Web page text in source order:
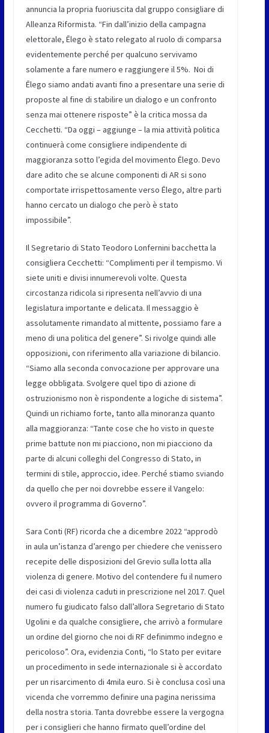
annuncia la propria fuoriuscita dal gruppo consigliare di
Alleanza Riformista. “Fin dall’inizio della campagna
elettorale, Ēlego è stato relegato al ruolo di comparsa
evidentemente perché per qualcuno servivamo
solamente a fare numero e raggiungere il 5%. Noi di
Ēlego siamo andati avanti fino a presentare una serie di
proposte al fine di stabilire un dialogo e un confronto
senza mai ottenere risposte” è la critica mossa da
Cecchetti. “Da oggi – aggiunge – la mia attività politica
continuerà come consigliere indipendente di
maggioranza sotto l’egida del movimento Ēlego. Devo
dare adito che se alcune componenti di AR si sono
comportate irrispettosamente verso Ēlego, altre parti
hanno cercato un dialogo che però è stato
impossibile”.
IlSegretario di Stato Teodoro Lonfernini bacchetta la
consigliera Cecchetti: “Complimenti per il tempismo. Vi
siete uniti e divisi innumerevoli volte. Questa
circostanza ridicola si ripresenta nell’avvio di una
legislatura importante e delicata. Il messaggio è
assolutamente rimandato al mittente, possiamo fare a
meno di una politica del genere”. Si rivolge quindi alle
opposizioni, con riferimento alla variazione di bilancio.
“Siamo alla seconda convocazione per approvare una
legge obbligata. Svolgere quel tipo di azione di
ostruzionismo non è rispondente a logiche di sistema”.
Quindi un richiamo forte, tanto alla minoranza quanto
alla maggioranza: “Tante cose che ho visto in queste
prime battute non mi piacciono, non mi piacciono da
parte di alcuni colleghi del Congresso di Stato, in
termini di stile, approccio, idee. Perché stiamo sviando
da quello che per noi dovrebbe essere il Vangelo:
ovvero il programma di Governo”.
Sara Conti (RF) ricorda che a dicembre 2022 “approdò
in aula un’istanza d’arengo per chiedere che venissero
recepite delle disposizioni del Grevio sulla lotta alla
violenza di genere. Motivo del contendere fu il numero
dei casi di violenza caduti in prescrizione nel 2017. Quel
numero fu giudicato falso dall’allora Segretario di Stato
Ugolini e da qualche consigliere, che arrivò a formulare
un ordine del giorno che noi di RF definimmo indegno e
pericoloso”. Ora, evidenzia Conti, “lo Stato per evitare
un procedimento in sede internazionale si è accordato
per un risarcimento di 4mila euro. Si è conclusa così una
vicenda che vorremmo definire una pagina nerissima
della nostra storia. Tanta dovrebbe essere la vergogna
per i consiglieri che hanno firmato quell’ordine del